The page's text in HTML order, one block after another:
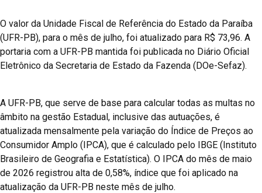
O valor da Unidade Fiscal de Referência do Estado da Paraíba
(UFR-PB), para o mês de julho, foi atualizado para R$ 73,96. A
portaria com a UFR-PB mantida foi publicada no Diário Oficial
Eletrônico da Secretaria de Estado da Fazenda (DOe-Sefaz).
A UFR-PB, que serve de base para calcular todas as multas no
âmbito na gestão Estadual, inclusive das autuações, é
atualizada mensalmente pela variação do Índice de Preços ao
Consumidor Amplo (IPCA), que é calculado pelo IBGE (Instituto
Brasileiro de Geografia e Estatística). O IPCA do mês de maio
de 2026 registrou alta de 0,58%, índice que foi aplicado na
atualização da UFR-PB neste mês de julho.